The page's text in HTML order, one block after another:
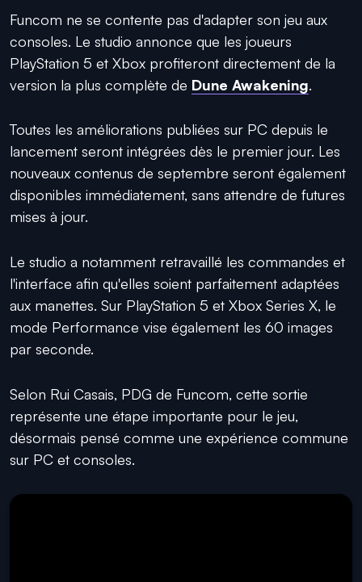
Funcom ne se contente pas d'adapter son jeu aux
consoles. Le studio annonce que les joueurs
PlayStation 5 et Xbox profiteront directement de la
version la plus complète de Dune Awakening.
Toutes les améliorations publiées sur PC depuis le
lancement seront intégrées dès le premier jour. Les
nouveaux contenus de septembre seront également
disponibles immédiatement, sans attendre de futures
mises à jour.
Le studio a notamment retravaillé les commandes et
l'interface afin qu'elles soient parfaitement adaptées
aux manettes. Sur PlayStation 5 et Xbox Series X, le
mode Performance vise également les 60 images
par seconde.
Selon Rui Casais, PDG de Funcom, cette sortie
représente une étape importante pour le jeu,
désormais pensé comme une expérience commune
sur PC et consoles.